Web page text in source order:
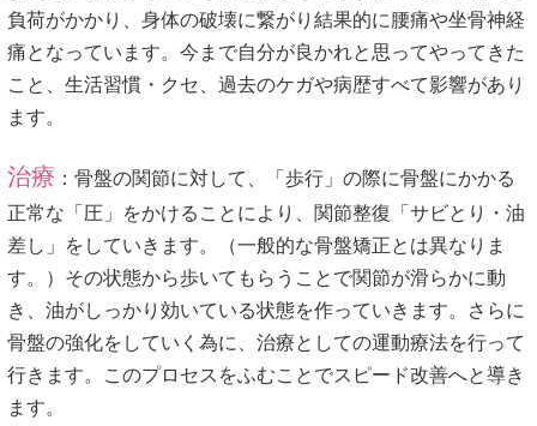
負荷がかかり、身体の破壊に繋がり結果的に腰痛や坐骨神経
痛となっています。今まで自分が良かれと思ってやってきた
こと、生活習慣・クセ、過去のケガや病歴すべて影響があり
ます。
治療 ：骨盤の関節に対して、「歩行」の際に骨盤にかかる
正常な「圧」をかけることにより、関節整復「サビとり・油
差し」をしていきます。（一般的な骨盤矯正とは異なりま
す。）その状態から歩いてもらうことで関節が滑らかに動
き、油がしっかり効いている状態を作っていきます。さらに
骨盤の強化をしていく為に、治療としての運動療法を行って
行きます。このプロセスをふむことでスピード改善へと導き
ます。